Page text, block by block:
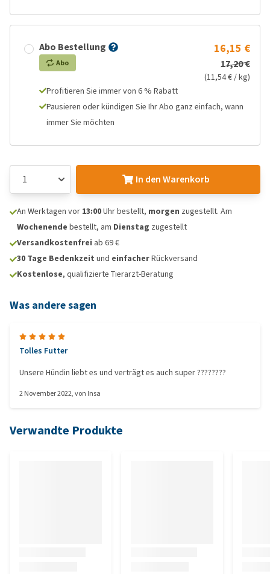
Abo Bestellung
Abo
16,15 €
17,20 €
(11,54 € / kg)
Profitieren Sie immer von 6 % Rabatt
Pausieren oder kündigen Sie Ihr Abo ganz einfach, wann
immer Sie möchten
In den Warenkorb
An Werktagen vor 13:00Uhr bestellt, morgen zugestellt. Am
Wochenende bestellt, am Dienstag zugestellt
Versandkostenfrei ab 69 €
30 Tage Bedenkzeit und einfacherRückversand
Kostenlose, qualifizierte Tierarzt-Beratung
Was andere sagen
Tolles Futter
Unsere Hündin liebt es und verträgt es auch super ????????
2 November 2022, von Insa
Verwandte Produkte